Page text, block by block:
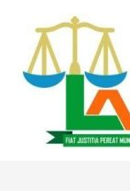
content